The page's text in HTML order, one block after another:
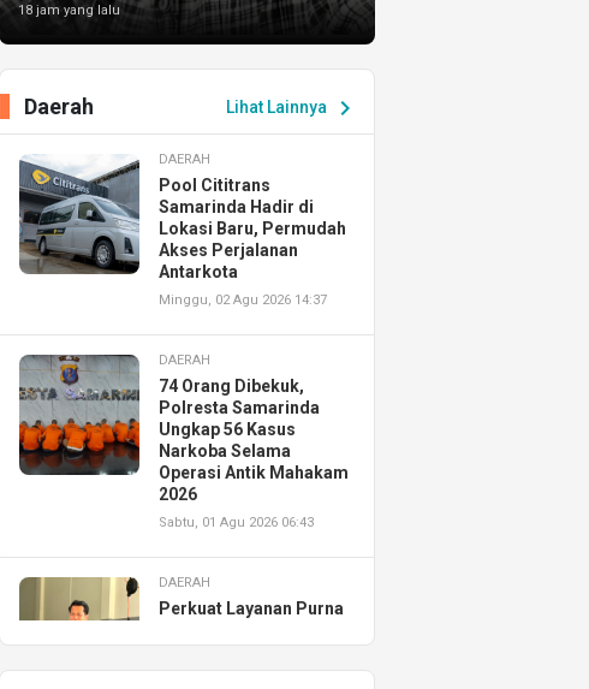
18 jam yang lalu
Lihat Lainnya chevron_right
Daerah
DAERAH
Pool Cititrans
Samarinda Hadir di
Lokasi Baru, Permudah
Akses Perjalanan
Antarkota
Minggu, 02 Agu 2026 14:37
DAERAH
74 Orang Dibekuk,
Polresta Samarinda
Ungkap 56 Kasus
Narkoba Selama
Operasi Antik Mahakam
2026
Sabtu, 01 Agu 2026 06:43
DAERAH
Perkuat Layanan Purna
Resmikan AHASS